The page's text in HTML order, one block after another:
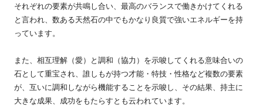
それぞれの要素が共鳴し合い、最高のバランスで働きかけてくれる
と言われ、数ある天然石の中でもかなり良質で強いエネルギーを持
っています。
また、相互理解（愛）と調和（協力）を示唆してくれる意味合いの
石として重宝され、誰しもが持つ才能・特技・性格など複数の要素
が、互いに調和しながら機能することを示唆し、その結果、持主に
大きな成果、成功をもたらすとも云われています。